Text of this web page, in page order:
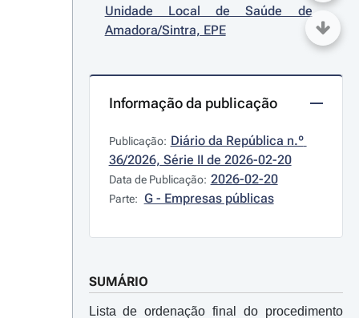
Unidade Local de Saúde de
Amadora/Sintra, EPE
Informação da publicação
Publicação: Diário da República n.º
36/2026, Série II de 2026-02-20
Data de Publicação: 2026-02-20
Parte: G - Empresas públicas
SUMÁRIO
Lista de ordenação final do procedimento